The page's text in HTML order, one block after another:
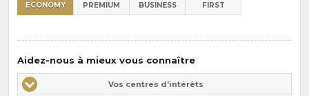
ECONOMY PREMIUM BUSINESS FIRST
Aidez-nous à mieux vous connaître
Vos
Vos centres d'intérêts